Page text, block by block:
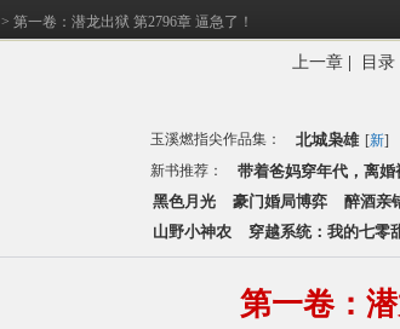
> 第一卷：潜龙出狱 第2796章 逼急了！
上一章 目录
玉溪燃指尖作品集： 北城枭雄 [新]
新书推荐：
带着爸妈穿年代，离婚
黑色月光
豪门婚局博弈 醉酒亲
山野小神农
穿越系统：我的七零
第一卷：